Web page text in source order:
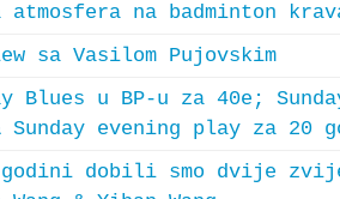
atmosfera na badminton
sa Vasilom Pujovskim
Blues u BP-u za 40e;
Sunday evening play za 20
godini dobili smo dvije